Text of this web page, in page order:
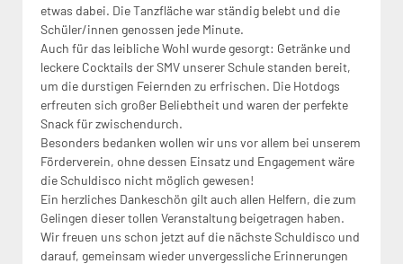
etwas dabei. Die Tanzfläche war ständig belebt und die
Schüler/innen genossen jede Minute.
Auch für das leibliche Wohl wurde gesorgt: Getränke und
leckere Cocktails der SMV unserer Schule standen bereit,
um die durstigen Feiernden zu erfrischen. Die Hotdogs
erfreuten sich großer Beliebtheit und waren der perfekte
Snack für zwischendurch.
Besonders bedanken wollen wir uns vor allem bei unserem
Förderverein, ohne dessen Einsatz und Engagement wäre
die Schuldisco nicht möglich gewesen!
Ein herzliches Dankeschön gilt auch allen Helfern, die zum
Gelingen dieser tollen Veranstaltung beigetragen haben.
Wir freuen uns schon jetzt auf die nächste Schuldisco und
darauf, gemeinsam wieder unvergessliche Erinnerungen